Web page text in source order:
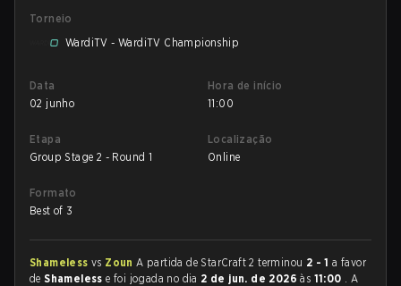
Torneio
WardiTV - WardiTV Championship
Data
02 junho
Hora de início
11:00
Etapa
Group Stage 2 - Round 1
Localização
Online
Formato
Best of 3
Shameless vs ZounA partida de StarCraft 2 terminou 2 - 1 a favor
deShamelesse foi jogada no dia 2 de jun. de 2026às 11:00 . A